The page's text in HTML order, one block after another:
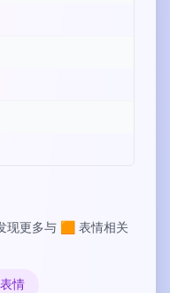
现更多与 🟧 表情相关
情